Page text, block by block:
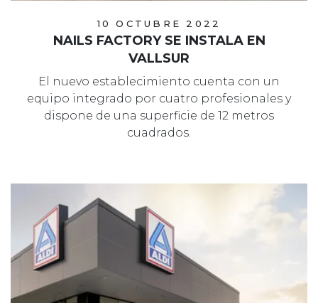
10 OCTUBRE 2022
NAILS FACTORY SE INSTALA EN
VALLSUR
El nuevo establecimiento cuenta con un
equipo integrado por cuatro profesionales y
dispone de una superficie de 12 metros
cuadrados.